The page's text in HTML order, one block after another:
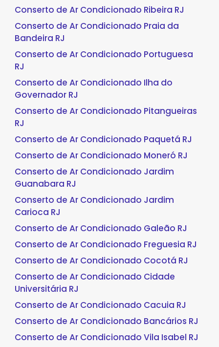
Conserto de Ar Condicionado Ribeira RJ
Conserto de Ar Condicionado Praia da
Bandeira RJ
Conserto de Ar Condicionado Portuguesa
RJ
Conserto de Ar Condicionado Ilha do
Governador RJ
Conserto de Ar Condicionado Pitangueiras
RJ
Conserto de Ar Condicionado Paquetá RJ
Conserto de Ar Condicionado Moneró RJ
Conserto de Ar Condicionado Jardim
Guanabara RJ
Conserto de Ar Condicionado Jardim
Carioca RJ
Conserto de Ar Condicionado Galeão RJ
Conserto de Ar Condicionado Freguesia RJ
Conserto de Ar Condicionado Cocotá RJ
Conserto de Ar Condicionado Cidade
Universitária RJ
Conserto de Ar Condicionado Cacuia RJ
Conserto de Ar Condicionado Bancários RJ
Conserto de Ar Condicionado Vila Isabel RJ